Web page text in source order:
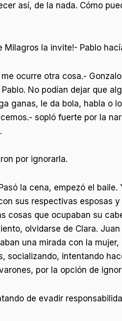
así, de la nada. Cómo
Milagros la invite!- Pablo
ocurre otra cosa.-
No podían dejar que
ganas, le da bola, habla o
sopló fuerte por la
por ignorarla.
la cena, empezó el
sus respectivas esposas
cosas que ocupaban su
olvidarse de Clara.
una mirada con la
socializando, intentando
por la opción de
de evadir